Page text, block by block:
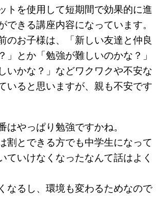
トを使用して短期間で効果的に進
できる講座内容になっています。
のお子様は、「新しい友達と仲良
」とか「勉強が難しいのかな？」
いかな？」などワクワクや不安な
いると思いますが、親も不安です
はやっぱり勉強ですかね。
割とできる方でも中学生になって
ていけなくなったなんて話はよく
なるし、環境も変わるためなので